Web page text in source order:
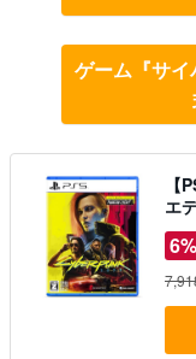
ゲーム『サ
【
エ